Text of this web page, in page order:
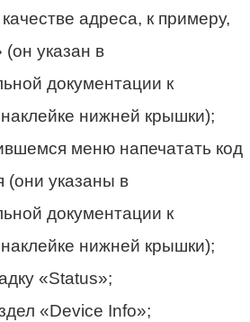
адреса, к примеру,
указан в
документации к
нижней крышки);
меню напечатать код
(они указаны в
документации к
нижней крышки);
«Status»;
«Device Info»;